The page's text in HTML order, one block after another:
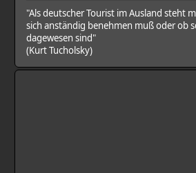
"Als deutscher Tourist im Ausland steht
sich anständig benehmen muß oder ob
dagewesen sind"
(Kurt Tucholsky)